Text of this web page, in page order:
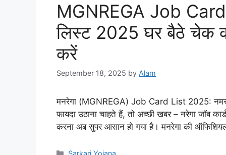
MGNREGA Job Card
लिस्ट 2025 घर बैठे चेक
करें
September 18, 2025 by Alam
मनरेगा (MGNREGA) Job Card List 2025:
फायदा उठाना चाहते हैं, तो अच्छी खबर – नरेगा जॉब
करना अब सुपर आसान हो गया है। मनरेगा की